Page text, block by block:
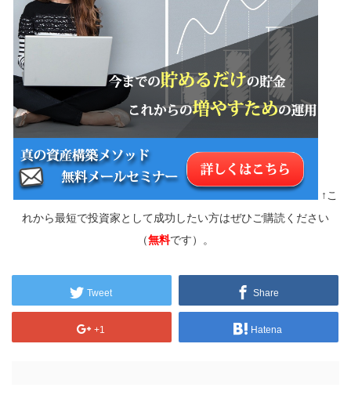
↑こ
れから最短で投資家として成功したい方はぜひご購読ください
（無料です）。
Tweet Share
+1 Hatena